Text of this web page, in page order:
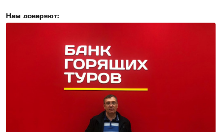
Нам доверяют: